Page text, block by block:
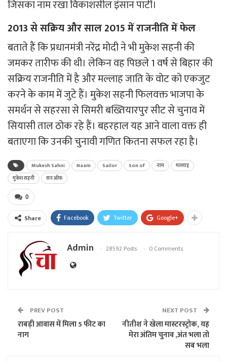
जिसका नाम रखा विकाशसील इंसान पार्टी।
2013 से सक्रिय और साल 2015 में राजनीति में फेल
बताते हैं कि प्रधानमंत्री नरेंद्र मोदी ने भी मुकेश सहनी की
जमकर तारीफ की थी। लेकिन वह पिछले 1 वर्ष से बिहार की
सक्रिय राजनीति में है और मल्लाह जाति के वोट को एकजुट
करने के काम में जुटे हैं। मुकेश सहनी फिलवक्त भाजपा के
समर्थन से सहरसा से सिमरी बख्तियारपुर सीट से चुनाव में
सियासी ताल ठोक रहे हैं। बहरहाल यह आने वाला वक्त ही
बताएगा कि उनकी चुनावी गणित कितना सफल रहा है।
Mukesh Sahni Naam Sailor Son of नाम
मल्लाह
मुकेश सहनी
सन ऑफ
0
Share Facebook Twitter Google+
Admin 28592 Posts 0 Comments
PREV POST
राबड़ी आवास में मिला 5 फीट का
नाग
NEXT POST
नीतीश ने खेला मास्टरस्ट्रोक, यह
मेरा अंतिम चुनाव ,अंत भला तो
सब भला